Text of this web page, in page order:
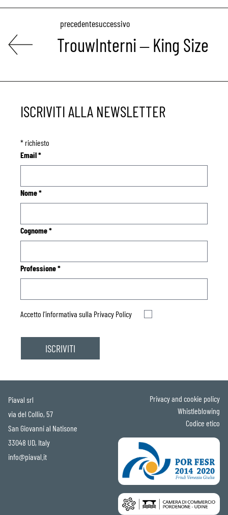
precedente
Trouw
successivo
Interni – King Size
ISCRIVITI ALLA NEWSLETTER
* richiesto
Email*
Nome*
Cognome*
Professione*
Accetto l'informativa sulla Privacy Policy
Piaval srl
via del Collio, 57
San Giovanni al Natisone
33048 UD, Italy
info@piaval.it
Privacy and cookie policy
Whistleblowing
Codice etico